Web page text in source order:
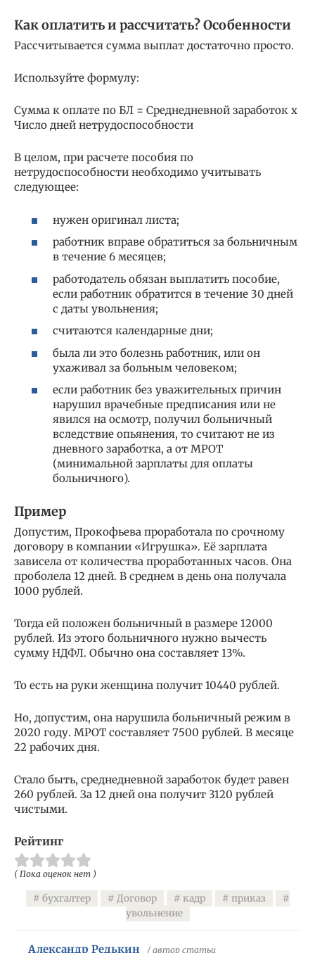
Как оплатить и рассчитать? Особенности
Рассчитывается сумма выплат достаточно просто.
Используйте формулу:
Сумма к оплате по БЛ = Среднедневной заработок х
Число дней нетрудоспособности
В целом, при расчете пособия по
нетрудоспособности необходимо учитывать
следующее:
нужен оригинал листа;
работник вправе обратиться за больничным
в течение 6 месяцев;
работодатель обязан выплатить пособие,
если работник обратится в течение 30 дней
с даты увольнения;
считаются календарные дни;
была ли это болезнь работник, или он
ухаживал за больным человеком;
если работник без уважительных причин
нарушил врачебные предписания или не
явился на осмотр, получил больничный
вследствие опьянения, то считают не из
дневного заработка, а от МРОТ
(минимальной зарплаты для оплаты
больничного).
Пример
Допустим, Прокофьева проработала по срочному
договору в компании «Игрушка». Её зарплата
зависела от количества проработанных часов. Она
проболела 12 дней. В среднем в день она получала
1000 рублей.
Тогда ей положен больничный в размере 12000
рублей. Из этого больничного нужно вычесть
сумму НДФЛ. Обычно она составляет 13%.
То есть на руки женщина получит 10440 рублей.
Но, допустим, она нарушила больничный режим в
2020 году. МРОТ составляет 7500 рублей. В месяце
22 рабочих дня.
Стало быть, среднедневной заработок будет равен
260 рублей. За 12 дней она получит 3120 рублей
чистыми.
Рейтинг
( Пока оценок нет )
бухгалтер Договор кадр
приказ
увольнение
Александр Редькин / автор статьи